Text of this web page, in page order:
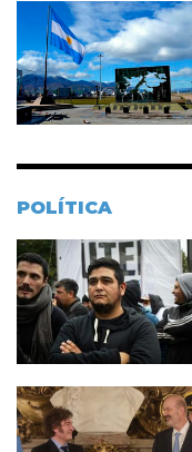
Imagen
POLÍTICA
Imagen
Imagen